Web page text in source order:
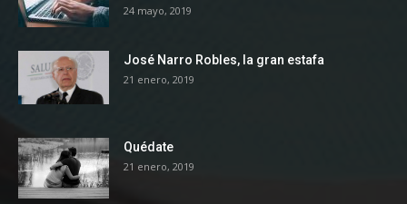
24 mayo, 2019
José Narro Robles, la gran estafa
21 enero, 2019
Quédate
21 enero, 2019